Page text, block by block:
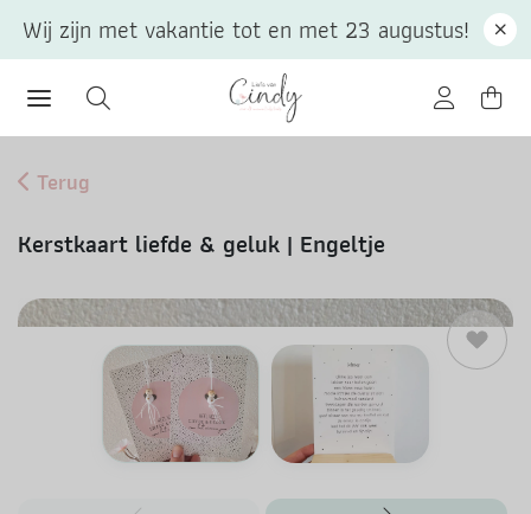
Terug
Kerstkaart liefde & geluk | Engeltje
Wij zijn met vakantie tot en met 23 augustus!